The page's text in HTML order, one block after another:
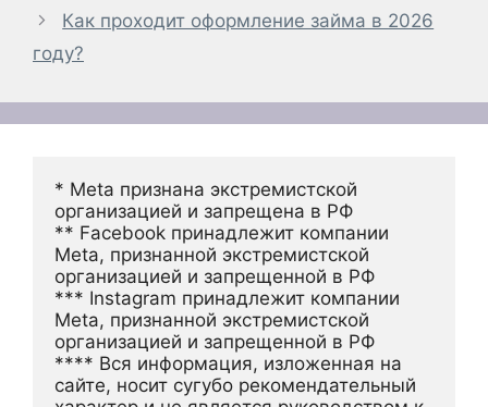
Как проходит оформление займа в 2026
году?
* Meta признана экстремистской
организацией и запрещена в РФ
** Facebook принадлежит компании
Meta, признанной экстремистской
организацией и запрещенной в РФ
*** Instagram принадлежит компании
Meta, признанной экстремистской
организацией и запрещенной в РФ
**** Вся информация, изложенная на
сайте, носит сугубо рекомендательный